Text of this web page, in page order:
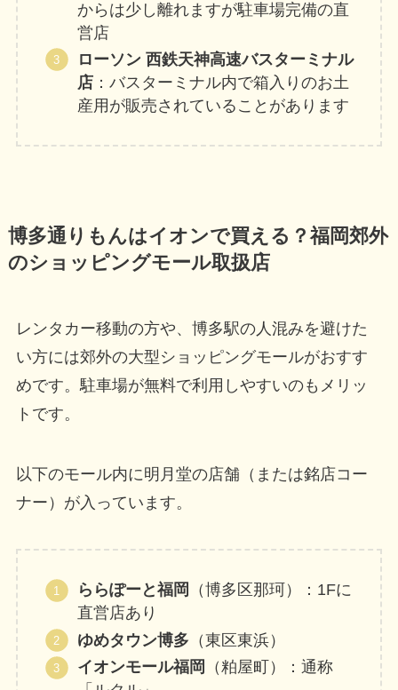
からは少し離れますが駐車場完備の直
営店
ローソン 西鉄天神高速バスターミナル
店 ：バスターミナル内で箱入りのお土
産用が販売されていることがあります
博多通りもんはイオンで買える？福岡郊外
のショッピングモール取扱店
レンタカー移動の方や、博多駅の人混みを避けた
い方には郊外の大型ショッピングモールがおすす
めです。駐車場が無料で利用しやすいのもメリッ
トです。
以下のモール内に明月堂の店舗（または銘店コー
ナー）が入っています。
ららぽーと福岡
（博多区那珂）：1Fに
直営店あり
ゆめタウン博多 （東区東浜）
イオンモール福岡
（粕屋町）：通称